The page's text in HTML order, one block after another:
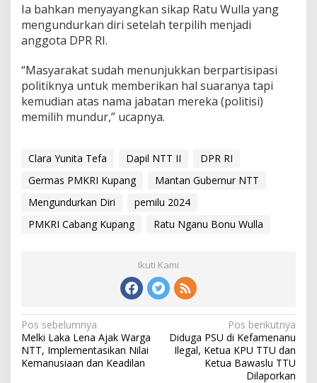
Ia bahkan menyayangkan sikap Ratu Wulla yang
mengundurkan diri setelah terpilih menjadi
anggota DPR RI.
“Masyarakat sudah menunjukkan berpartisipasi
politiknya untuk memberikan hal suaranya tapi
kemudian atas nama jabatan mereka (politisi)
memilih mundur,” ucapnya.
Clara Yunita Tefa Dapil NTT II
DPR RI
Germas PMKRI Kupang
Mantan Gubernur NTT
Mengundurkan Diri
pemilu 2024
PMKRI Cabang Kupang
Ratu Nganu Bonu Wulla
Ikuti Kami
N
a
v
Pos sebelumnya
Melki Laka Lena Ajak Warga
NTT, Implementasikan Nilai
Kemanusiaan dan Keadilan
Pos berikutnya
Diduga PSU di Kefamenanu
Ilegal, Ketua KPU TTU dan
Ketua Bawaslu TTU
Dilaporkan